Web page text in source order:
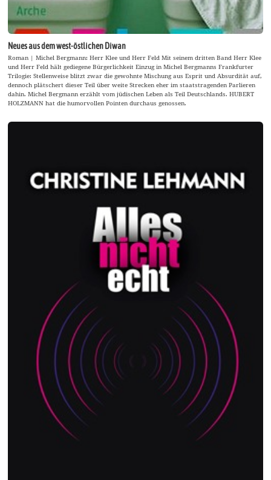
Neues aus dem west-östlichen Diwan
Roman | Michel Bergmann: Herr Klee und Herr Feld Mit seinem dritten Band Herr Klee
und Herr Feld hält gediegene Bürgerlichkeit Einzug in Michel Bergmanns Frankfurter
Trilogie: Stellenweise blitzt zwar die gewohnte Mischung aus Esprit und Absurdität auf,
dennoch plätschert dieser Teil über weite Strecken eher im staatstragenden Parlieren
dahin. Michel Bergmann erzählt vom jüdischen Leben als Teil Deutschlands. HUBERT
HOLZMANN hat die humorvollen Pointen durchaus genossen.